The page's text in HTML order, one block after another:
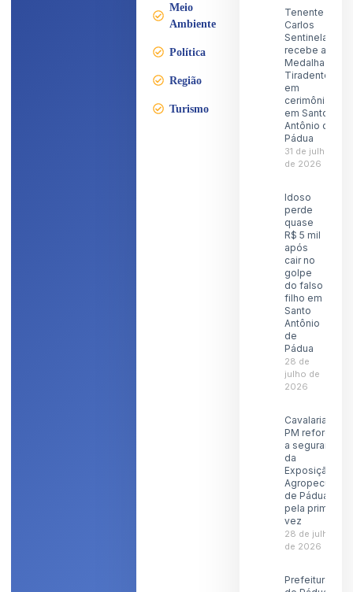
Meio
Ambiente
Política
Região
Turismo
Tenente
Carlos
Sentinela
recebe a
Medalha
Tiradentes
em
cerimônia
em Santo
Antônio de
Pádua
31 de julho
de 2026
Idoso
perde
quase
R$ 5 mil
após
cair no
golpe
do falso
filho em
Santo
Antônio
de
Pádua
28 de
julho de
2026
Cavalaria da
PM reforçará
a segurança
da
Exposição
Agropecuária
de Pádua
pela primeira
vez
28 de julho
de 2026
Prefeitura